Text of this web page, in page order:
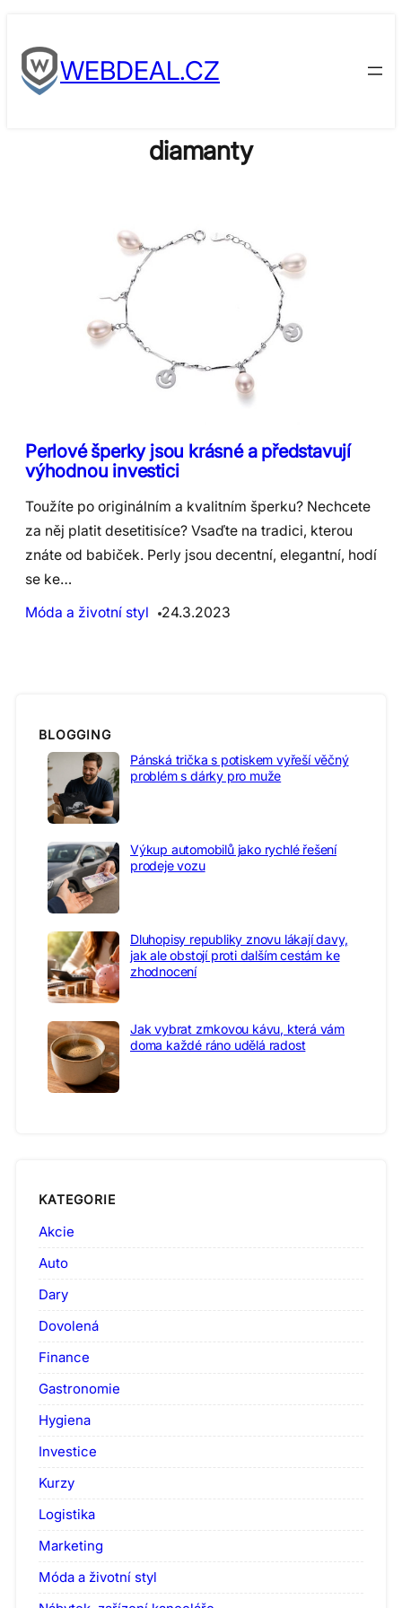
to
contentWEBDEAL.CZ
diamanty
Perlové šperky jsou krásné a představují
výhodnou investici
Toužíte po originálním a kvalitním šperku? Nechcete
za něj platit desetitisíce? Vsaďte na tradici, kterou
znáte od babiček. Perly jsou decentní, elegantní, hodí
se ke…
Móda a životní styl
24.3.2023
BLOGGING
Pánská trička s potiskem vyřeší věčný
problém s dárky pro muže
Výkup automobilů jako rychlé řešení
prodeje vozu
Dluhopisy republiky znovu lákají davy,
jak ale obstojí proti dalším cestám ke
zhodnocení
Jak vybrat zrnkovou kávu, která vám
doma každé ráno udělá radost
KATEGORIE
Akcie
Auto
Dary
Dovolená
Finance
Gastronomie
Hygiena
Investice
Kurzy
Logistika
Marketing
Móda a životní styl